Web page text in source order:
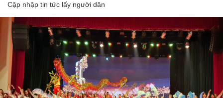
Cập nhập tin tức lấy người dân